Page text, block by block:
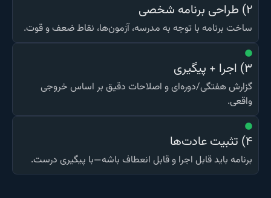
۲) طراحی برنامه شخصی
ساخت برنامه با توجه به مدرسه، آزمون‌ها، نقاط ضعف و قوت.
۳) اجرا + پیگیری
گزارش هفتگی/دوره‌ای و اصلاحات دقیق بر اساس خروجی
واقعی.
۴) تثبیت عادت‌ها
برنامه باید قابل اجرا و قابل انعطاف باشه—با پیگیری درست.